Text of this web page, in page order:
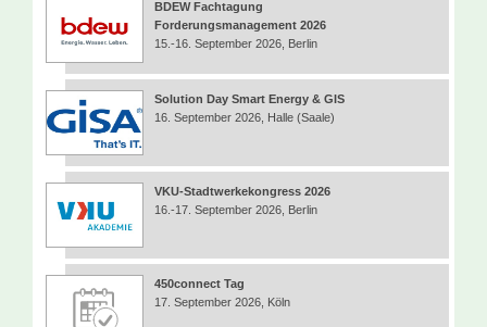
BDEW Fachtagung
Forderungsmanagement 2026
15.-16. September 2026, Berlin
Solution Day Smart Energy & GIS
16. September 2026, Halle (Saale)
VKU-Stadtwerkekongress 2026
16.-17. September 2026, Berlin
450connect Tag
17. September 2026, Köln